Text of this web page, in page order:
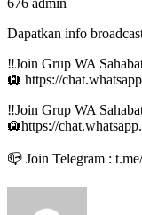
Dapatkan info
‼Join Grup WA
🛄 https://
‼Join Grup WA
🛄https://
📪 Join Telegram :